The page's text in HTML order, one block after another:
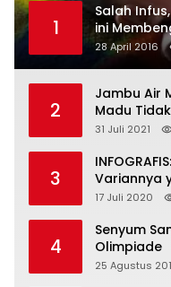
1
Salah
ini
28 April 2016
2
Jambu Air
Madu
31 Juli 2021
3
Variannya
17 Juli 2020
4
Senyum
Olimpiade
25 Agustus